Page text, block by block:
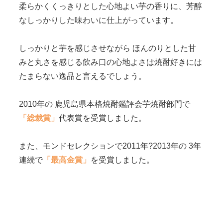
柔らかくくっきりとした心地よい芋の香りに、芳醇
なしっかりした味わいに仕上がっています。
しっかりと芋を感じさせながら ほんのりとした甘
みと丸さを感じる飲み口の心地よさは焼酎好きには
たまらない逸品と言えるでしょう。
2010年の 鹿児島県本格焼酎鑑評会芋焼酎部門で
「総裁賞」代表賞を受賞しました。
また、モンドセレクションで2011年?2013年の 3年
連続で 「最高金賞」 を受賞しました。